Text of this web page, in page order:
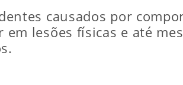
causados por
lesões físicas e até